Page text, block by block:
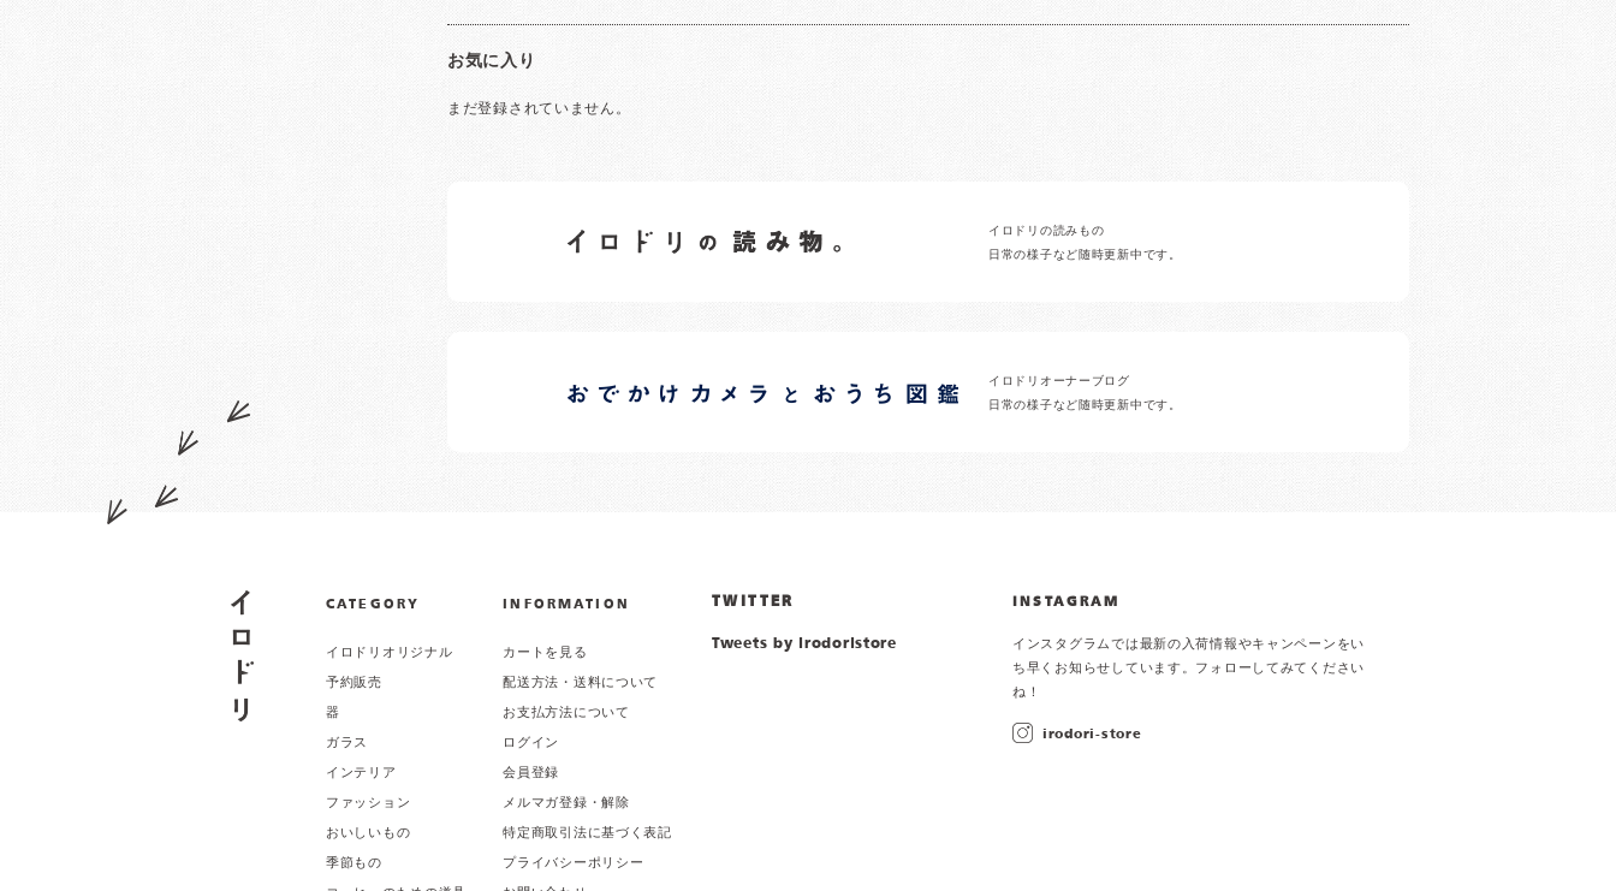
お気に入り
まだ登録されていません。
イロドリの読みもの
日常の様子など随時更新中です。
イロドリオーナーブログ
日常の様子など随時更新中です。
CATEGORY
イロドリオリジナル
予約販売
器
ガラス
インテリア
ファッション
おいしいもの
季節もの
INFORMATION
カートを見る
配送方法・送料について
お支払方法について
ログイン
会員登録
メルマガ登録・解除
特定商取引法に基づく表記
プライバシーポリシー
TWITTER
Tweets by irodoristore
INSTAGRAM
インスタグラムでは最新の入荷情報やキャンペーンをい
ち早くお知らせしています。フォローしてみてください
ね！
irodori-store